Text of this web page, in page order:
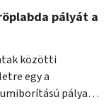
pályát a
közötti
egy a
pálya